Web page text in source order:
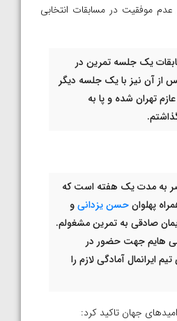
عدم موفقیت در مسابقات انتخابی
یک جلسه تمرین در
از آن نیز با یک جلسه دیگر
تهران شده و پا به
به مدت یک هفته است که
پهلوانحسن یزدانیو
صادقی به تمرین مشغولم.
هایم جهت حضور در
ایرانمال آمادگی لازم را
جهان تاکید کرد: